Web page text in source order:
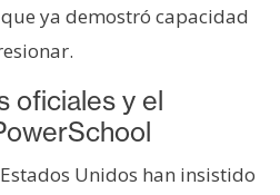
ya demostró capacidad
oficiales y el
Unidos han insistido